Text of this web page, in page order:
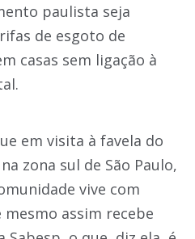
paulista seja
de esgoto de
casas sem ligação à
em visita à favela do
zona sul de São Paulo,
vive com
assim recebe